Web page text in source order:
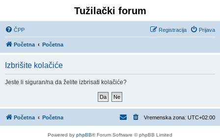
Tužilački forum
ČPP Prijava
Registracija
Početna Početna
Izbrišite kolačiće
Jeste li siguran/na da želite izbrisati kolačiće?
Početna Početna Vremenska zona: UTC+02:00
Powered by phpBB® Forum Software © phpBB Limited